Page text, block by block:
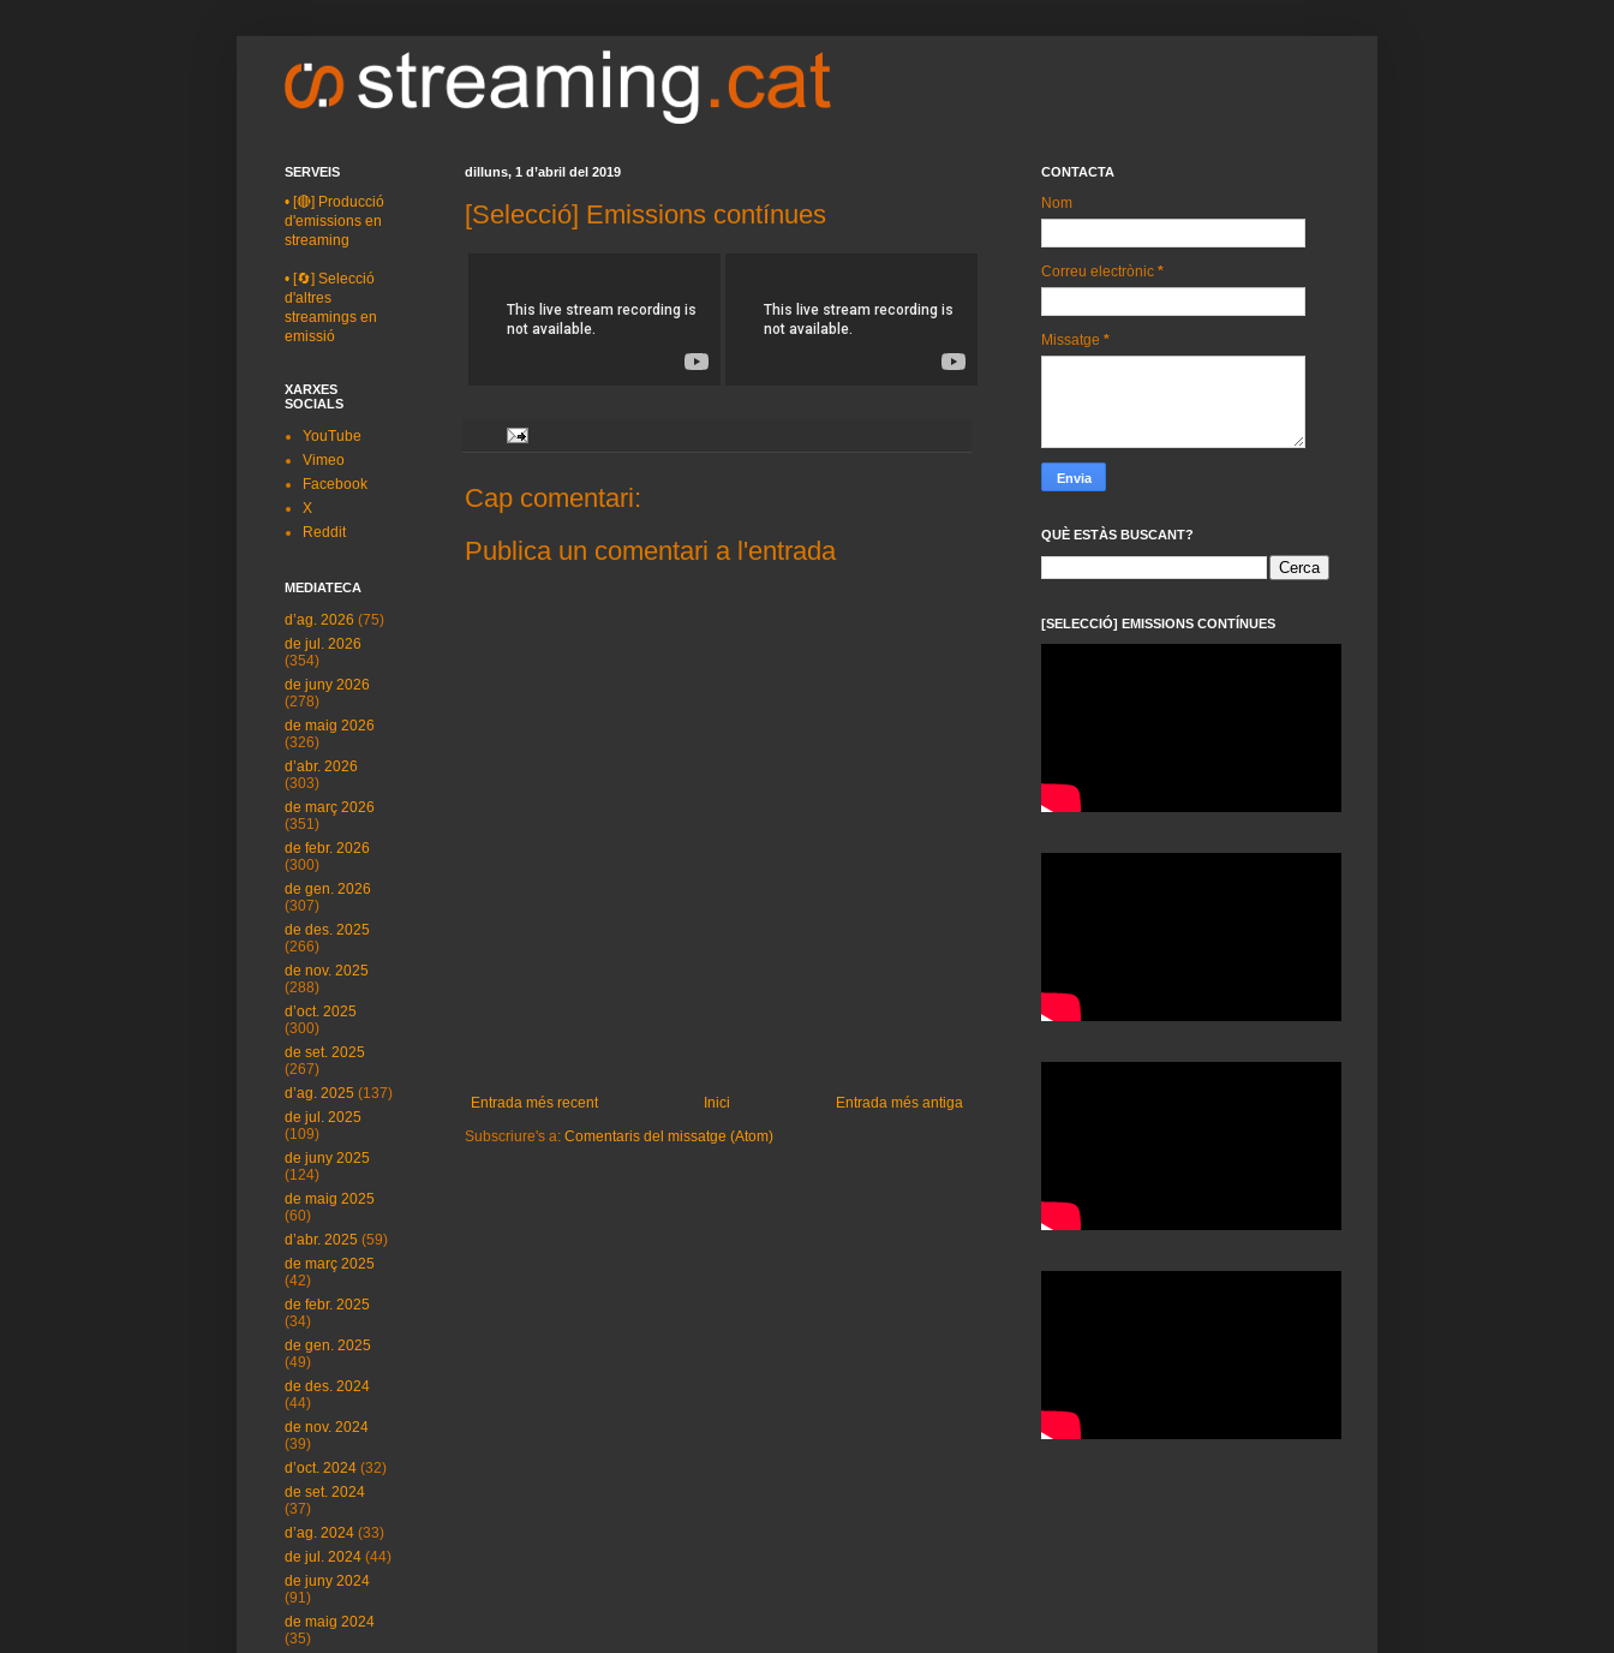
dilluns, 1 d’abril del 2019
[Selecció] Emissions contínues
Cap comentari:
Publica un comentari a l'entrada
Entrada més recent Entrada més antiga
Inici
Subscriure's a: Comentaris del missatge (Atom)
SERVEIS
• [🔴] Producció
d'emissions en
streaming
• [🔄] Selecció
d'altres
streamings en
emissió
XARXES
SOCIALS
YouTube
Vimeo
Facebook
X
Reddit
MEDIATECA
d’ag. 2026 (75)
de jul. 2026
(354)
de juny 2026
(278)
de maig 2026
(326)
d’abr. 2026
(303)
de març 2026
(351)
de febr. 2026
(300)
de gen. 2026
(307)
de des. 2025
(266)
de nov. 2025
(288)
d’oct. 2025
(300)
de set. 2025
(267)
d’ag. 2025 (137)
de jul. 2025
(109)
de juny 2025
(124)
de maig 2025
(60)
d’abr. 2025 (59)
de març 2025
(42)
de febr. 2025
(34)
de gen. 2025
(49)
de des. 2024
(44)
de nov. 2024
(39)
d’oct. 2024 (32)
de set. 2024
(37)
d’ag. 2024 (33)
de jul. 2024 (44)
de juny 2024
(91)
de maig 2024
(35)
CONTACTA
Nom
Correu electrònic *
Missatge *
QUÈ ESTÀS BUSCANT?
[SELECCIÓ] EMISSIONS CONTÍNUES